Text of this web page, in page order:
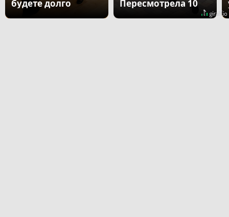
будете долго
Пересмотрела 10